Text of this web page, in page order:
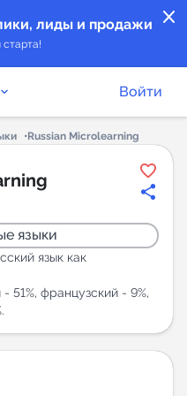
close
лиды и продажи
в Telegram
Войти
Russian Microlearning
языки
язык как
51%, французский - 9%,